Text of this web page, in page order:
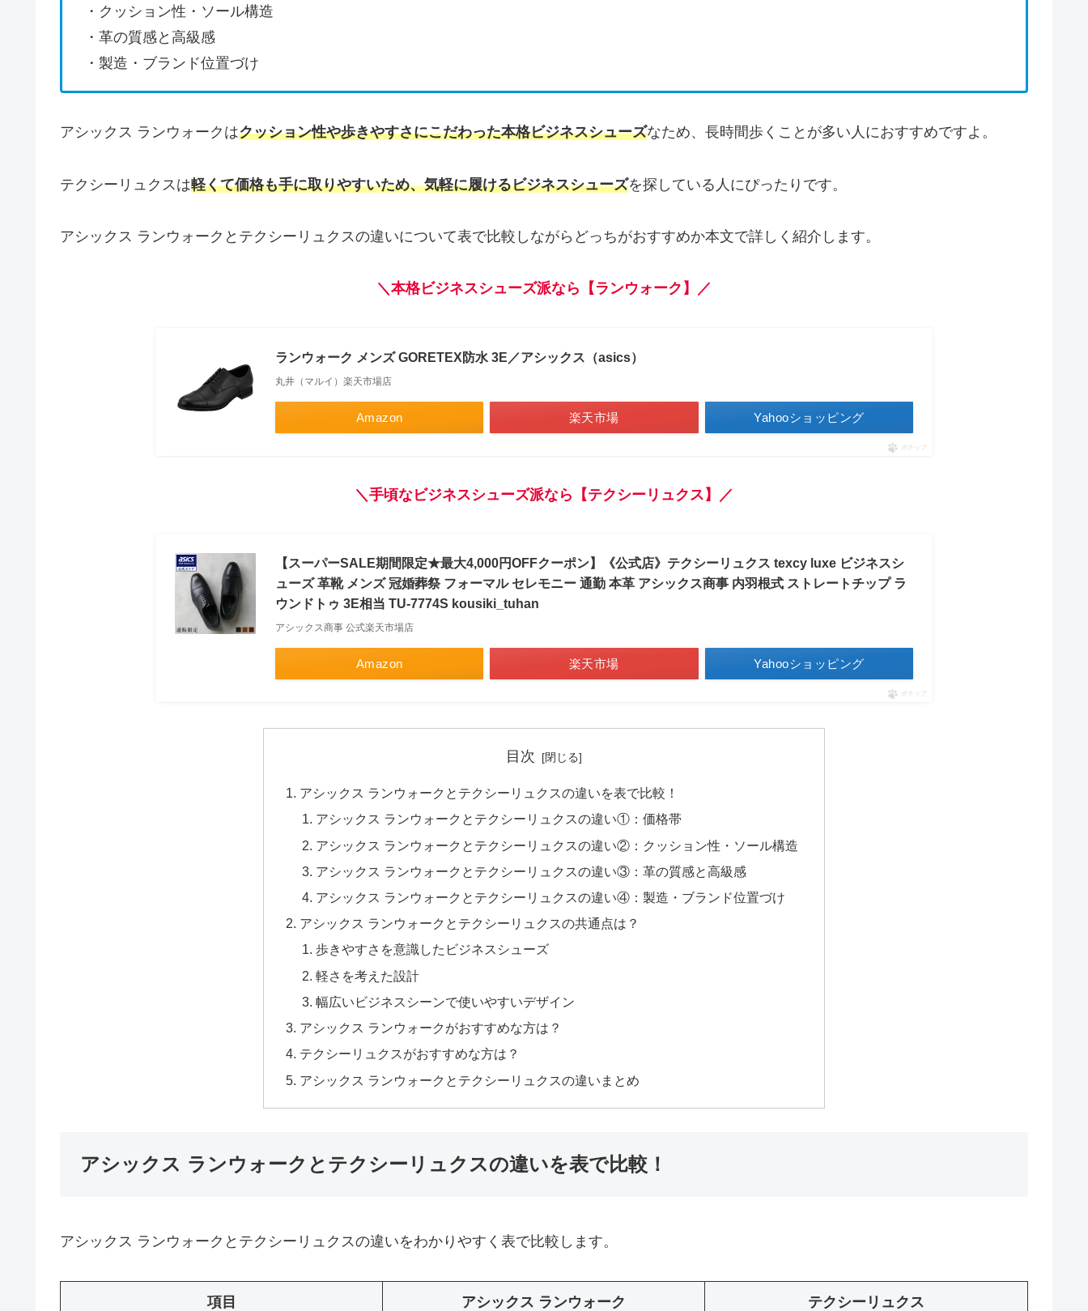
・クッション性・ソール構造
・革の質感と高級感
・製造・ブランド位置づけ
アシックス ランウォークはクッション性や歩きやすさにこだわった本格ビジネスシューズなため、長時間歩くことが多い人におすすめですよ。
テクシーリュクスは軽くて価格も手に取りやすいため、気軽に履けるビジネスシューズを探している人にぴったりです。
アシックス ランウォークとテクシーリュクスの違いについて表で比較しながらどっちがおすすめか本文で詳しく紹介します。
＼本格ビジネスシューズ派なら【ランウォーク】／
ランウォーク メンズ GORETEX防水 3E／アシックス（asics）
丸井（マルイ）楽天市場店
Amazon 楽天市場 Yahooショッピング
ポチップ
＼手頃なビジネスシューズ派なら【テクシーリュクス】／
【スーパーSALE期間限定★最大4,000円OFFクーポン】《公式店》テクシーリュクス texcy luxe ビジネスシ
ューズ 革靴 メンズ 冠婚葬祭 フォーマル セレモニー 通勤 本革 アシックス商事 内羽根式 ストレートチップ ラ
ウンドトゥ 3E相当 TU-7774S kousiki_tuhan
アシックス商事 公式楽天市場店
Amazon 楽天市場 Yahooショッピング
ポチップ
目次
アシックス ランウォークとテクシーリュクスの違いを表で比較！
アシックス ランウォークとテクシーリュクスの違い①：価格帯
アシックス ランウォークとテクシーリュクスの違い②：クッション性・ソール構造
アシックス ランウォークとテクシーリュクスの違い③：革の質感と高級感
アシックス ランウォークとテクシーリュクスの違い④：製造・ブランド位置づけ
アシックス ランウォークとテクシーリュクスの共通点は？
歩きやすさを意識したビジネスシューズ
軽さを考えた設計
幅広いビジネスシーンで使いやすいデザイン
アシックス ランウォークがおすすめな方は？
テクシーリュクスがおすすめな方は？
アシックス ランウォークとテクシーリュクスの違いまとめ
アシックス ランウォークとテクシーリュクスの違いを表で比較！
アシックス ランウォークとテクシーリュクスの違いをわかりやすく表で比較します。
項目 アシックス ランウォーク テクシーリュクス